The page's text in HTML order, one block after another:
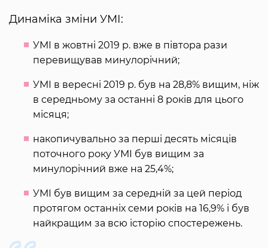
Динаміка зміни УМІ:
УМІ в жовтні 2019 р. вже в півтора рази
перевищував минулорічний;
УМІ в вересні 2019 р. був на 28,8% вищим, ніж
в середньому за останні 8 років для цього
місяця;
накопичувально за перші десять місяців
поточного року УМІ був вищим за
минулорічний вже на 25,4%;
УМІ був вищим за середній за цей період
протягом останніх семи років на 16,9% і був
найкращим за всю історію спостережень.